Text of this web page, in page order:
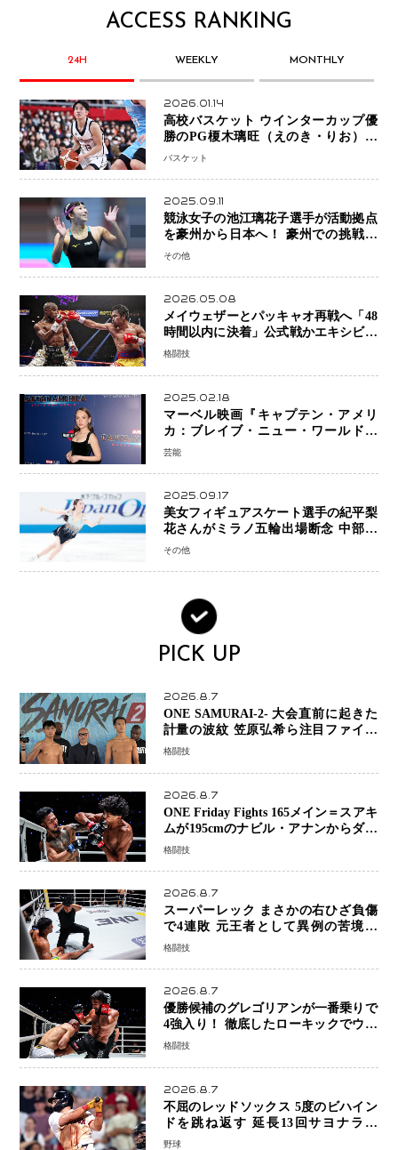
ACCESS RANKING
24H WEEKLY MONTHLY
2026.01.14
高校バスケット ウインターカップ優
勝のPG榎木璃旺（えのき・りお）が
プロの現場へ―。
バスケット
2025.09.11
競泳女子の池江璃花子選手が活動拠点
を豪州から日本へ！ 豪州での挑戦を
糧に、28年ロサンゼルス五輪へ再始動
その他
2026.05.08
メイウェザーとパッキャオ再戦へ「48
時間以内に決着」公式戦かエキシビシ
ョンか混迷続く
格闘技
2025.02.18
マーベル映画『キャプテン・アメリ
カ：ブレイブ・ニュー・ワールド』
新ブラック・ウィドウ役のシラ・ハー
芸能
2025.09.17
美女フィギュアスケート選手の紀平梨
花さんがミラノ五輪出場断念 中部選
手権欠場を発表「安全最優先の判断」
その他
PICK UP
2026.8.7
ONE SAMURAI-2- 大会直前に起きた
計量の波紋 笠原弘希ら注目ファイタ
ーは契約体重で決戦へ、山本歩夢と平
格闘技
2026.8.7
ONE Friday Fights 165メイン＝スアキ
ムが195cmのナビル・アナンからダウ
ン奪取！猛反撃を耐え抜き判定勝利、
格闘技
2026.8.7
スーパーレック まさかの右ひざ負傷
で4連敗 元王者として異例の苦境…
「アクシデント」でも消えない危険信
格闘技
2026.8.7
優勝候補のグレゴリアンが一番乗りで
4強入り！ 徹底したローキックでウス
ビャンを攻略、判定勝利
格闘技
2026.8.7
不屈のレッドソックス 5度のビハイン
ドを跳ね返す 延長13回サヨナラ勝
ち 吉田正尚選手も2安打1打点で貢献 4
野球